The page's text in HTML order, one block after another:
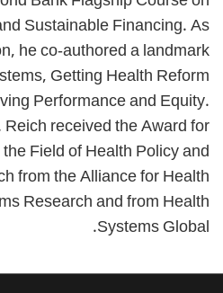
Sustainable Financing. As
he co-authored a landmark
Getting Health Reform
Performance and Equity.
received the Award for
Field of Health Policy and
from the Alliance for Health
Research and from Health
Systems Global.